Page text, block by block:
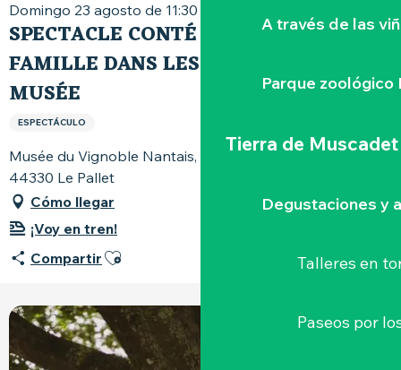
A través de las
Parque zoológico
Tierra de Muscadet
Degustaciones y
Talleres en
Paseos por
Domingo 23 agosto de 11:30 a 12:00
SPECTACLE CONTÉ ET MUSICAL EN
FAMILLE DANS LES VIGNES DU
MUSÉE
ESPECTÁCULO
Musée du Vignoble Nantais, 82, rue Pierre-Abélard,
44330 Le Pallet
Cómo llegar
¡Voy en tren!
Compartir Ajouter aux favoris